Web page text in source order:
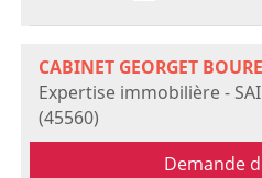
CABINET GEORGET
Expertise immobilière -
(45560)
Demande